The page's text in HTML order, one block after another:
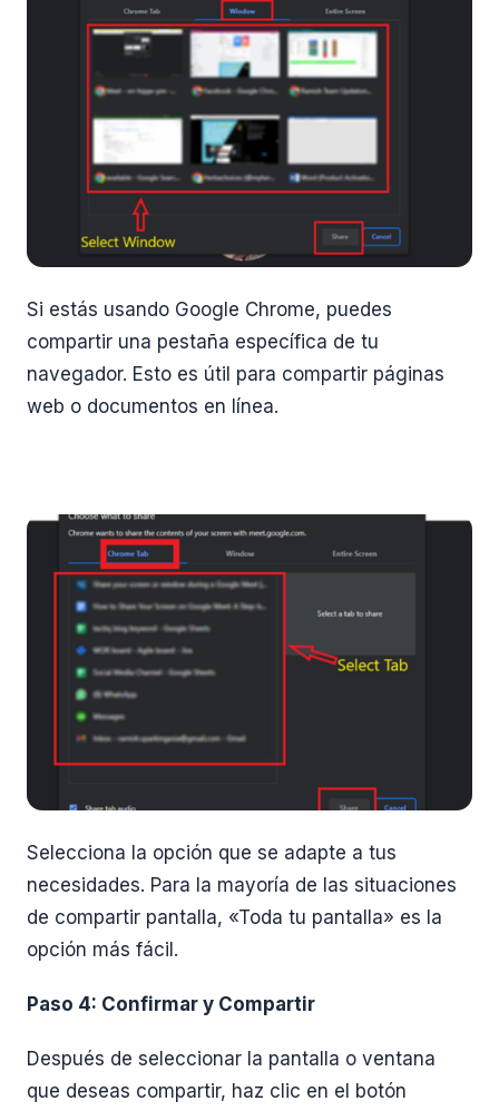
Si estás usando Google Chrome, puedes
compartir una pestaña específica de tu
navegador. Esto es útil para compartir páginas
web o documentos en línea.
Selecciona la opción que se adapte a tus
necesidades. Para la mayoría de las situaciones
de compartir pantalla, «Toda tu pantalla» es la
opción más fácil.
Paso 4: Confirmar y Compartir
Después de seleccionar la pantalla o ventana
que deseas compartir, haz clic en el botón